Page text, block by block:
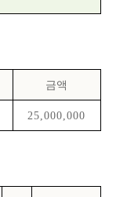
금액
25,000,000